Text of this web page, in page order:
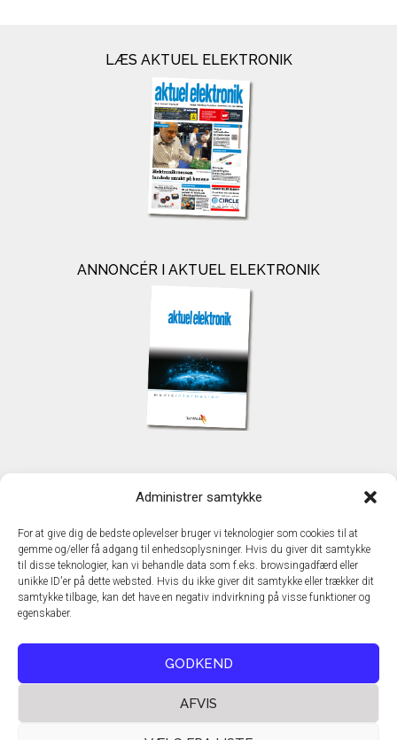
Administrer samtykke
For at give dig de bedste oplevelser bruger vi teknologier som cookies til at
gemme og/eller få adgang til enhedsoplysninger. Hvis du giver dit samtykke
til disse teknologier, kan vi behandle data som f.eks. browsingadfærd eller
unikke ID'er på dette websted. Hvis du ikke giver dit samtykke eller trækker dit
samtykke tilbage, kan det have en negativ indvirkning på visse funktioner og
egenskaber.
GODKEND
AFVIS
LÆS AKTUEL ELEKTRONIK
ANNONCÉR I AKTUEL ELEKTRONIK
TechMedia A/S
DK - 2600 Glostrup
www.techmedia.dk
Telefon: +45 43 24 26 28
E-mail:info@techmedia.dk